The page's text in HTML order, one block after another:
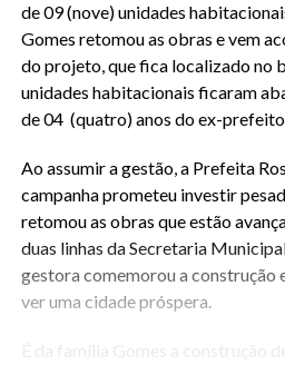
de 09 (nove) unidades
Gomes retomou as obras e vem
do projeto, que fica localizado no
unidades habitacionais ficaram
de 04 (quatro) anos do ex-
Ao assumir a gestão, a Prefeita
campanha prometeu investir
retomou as obras que estão
duas linhas da Secretaria
gestora comemorou a construção
ver uma cidade próspera.